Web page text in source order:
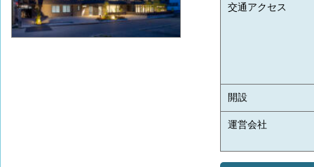
交通アクセス
開設
運営会社